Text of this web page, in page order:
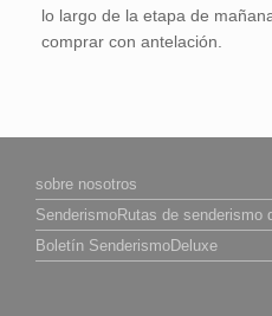
lo largo de la etapa de
comprar con antelación.
sobre nosotros
SenderismoRutas de senderismo
Boletín SenderismoDeluxe